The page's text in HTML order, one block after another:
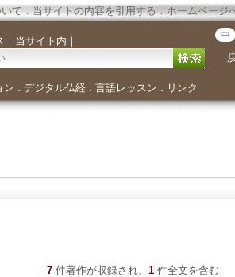
て．当サイトの内容を引用する．ホームページ
｜ 当サイト内 ｜ 中
ン ． デジタル仏経． 言語レッスン ． リンク
7 件著作が収録され、 1件全文を含む